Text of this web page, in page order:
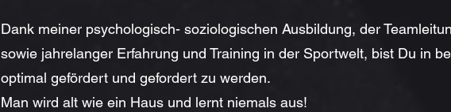
Dank meiner psychologisch- soziologischen Ausbildung, der
sowie jahrelanger Erfahrung und Training in der Sportwelt, bist Du in
optimal gefördert und gefordert zu werden.
Man wird alt wie ein Haus und lernt niemals aus!